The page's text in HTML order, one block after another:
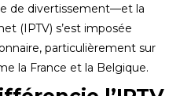
de divertissement—et la
(IPTV) s’est imposée
particulièrement sur
la France et la Belgique.